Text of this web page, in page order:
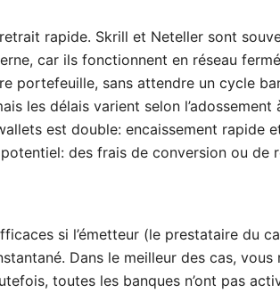
rapide. Skrill et Neteller sont
car ils fonctionnent en réseau
portefeuille, sans attendre un cycle
les délais varient selon
est double: encaissement rapide
des frais de conversion ou de
si l’émetteur (le prestataire du
Dans le meilleur des cas, vous
toutes les banques n’ont pas